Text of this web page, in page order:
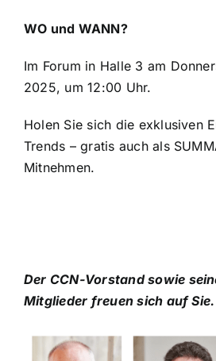
WO und WANN?
Im Forum in Halle 3 am
2025, um 12:00 Uhr.
Holen Sie sich die exklusiven
Trends – gratis auch als
Mitnehmen.
Der CCN-Vorstand sowie
Mitglieder freuen sich auf Sie.